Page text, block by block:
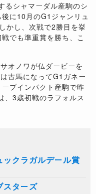
るシャマーダル産駒のシ
に10月のG1ジャンリュ
かし、次戦で2勝目を挙
でも準重賞を勝ち、こ
オノワが仏ダービーを
古馬になってG1ガネー
プインパクト産駒で昨
、3歳初戦のラフォルス
ックラガルデール賞
スターズ